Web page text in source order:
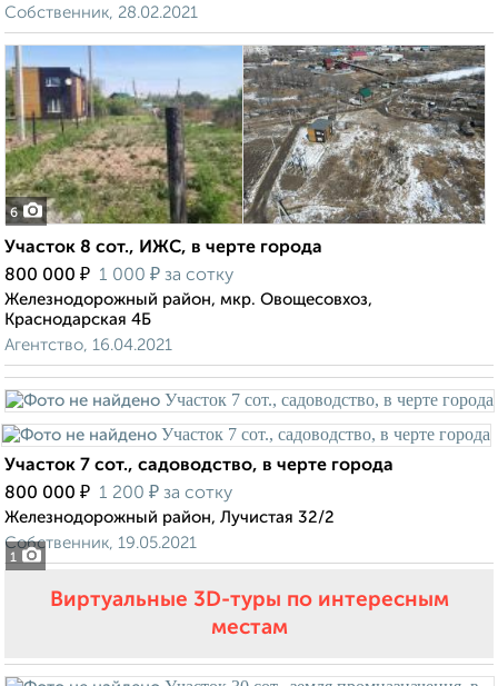
Собственник, 28.02.2021
6
Участок 8 сот., ИЖС, в черте города
800 000 ₽ 1 000 ₽ за сотку
Железнодорожный район, мкр. Овощесовхоз,
Краснодарская 4Б
Агентство, 16.04.2021
1
Участок 7 сот., садоводство, в черте города
800 000 ₽ 1 200 ₽ за сотку
Железнодорожный район, Лучистая 32/2
Собственник, 19.05.2021
Виртуальные 3D-туры по интересным
местам